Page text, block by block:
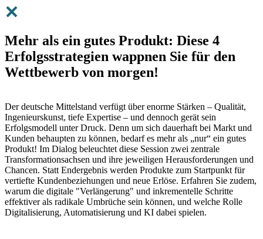
Mehr als ein gutes Produkt: Diese 4
Erfolgsstrategien wappnen Sie für den
Wettbewerb von morgen!
Der deutsche Mittelstand verfügt über enorme Stärken – Qualität,
Ingenieurskunst, tiefe Expertise – und dennoch gerät sein
Erfolgsmodell unter Druck. Denn um sich dauerhaft bei Markt und
Kunden behaupten zu können, bedarf es mehr als „nur“ ein gutes
Produkt! Im Dialog beleuchtet diese Session zwei zentrale
Transformationsachsen und ihre jeweiligen Herausforderungen und
Chancen. Statt Endergebnis werden Produkte zum Startpunkt für
vertiefte Kundenbeziehungen und neue Erlöse. Erfahren Sie zudem,
warum die digitale "Verlängerung" und inkrementelle Schritte
effektiver als radikale Umbrüche sein können, und welche Rolle
Digitalisierung, Automatisierung und KI dabei spielen.